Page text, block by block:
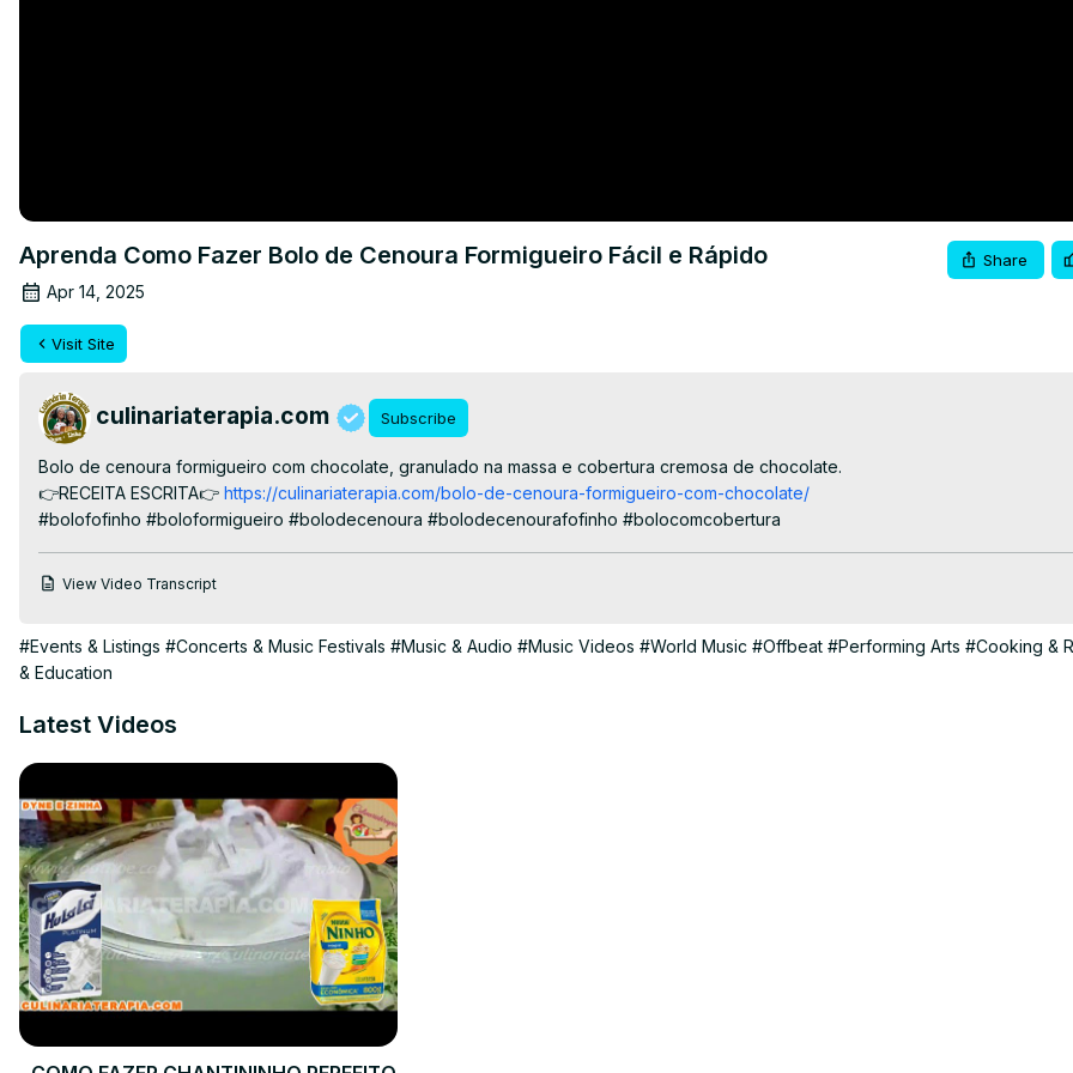
Aprenda Como Fazer Bolo de Cenoura Formigueiro Fácil e Rápido
Apr 14, 2025
Share
Visit Site
culinariaterapia.com Subscribe
Bolo de cenoura formigueiro com chocolate, granulado na massa e cobertura cremosa de chocolate.
👉RECEITA ESCRITA👉 https://culinariaterapia.com/bolo-de-cenoura-formigueiro-com-chocolate/
#bolofofinho #boloformigueiro #bolodecenoura #bolodecenourafofinho #bolocomcobertura
View Video Transcript
#Events & Listings #Concerts & Music Festivals #Music & Audio #Music Videos #World Music #Offbeat #Performing Arts #Cooking &
& Education
Latest Videos